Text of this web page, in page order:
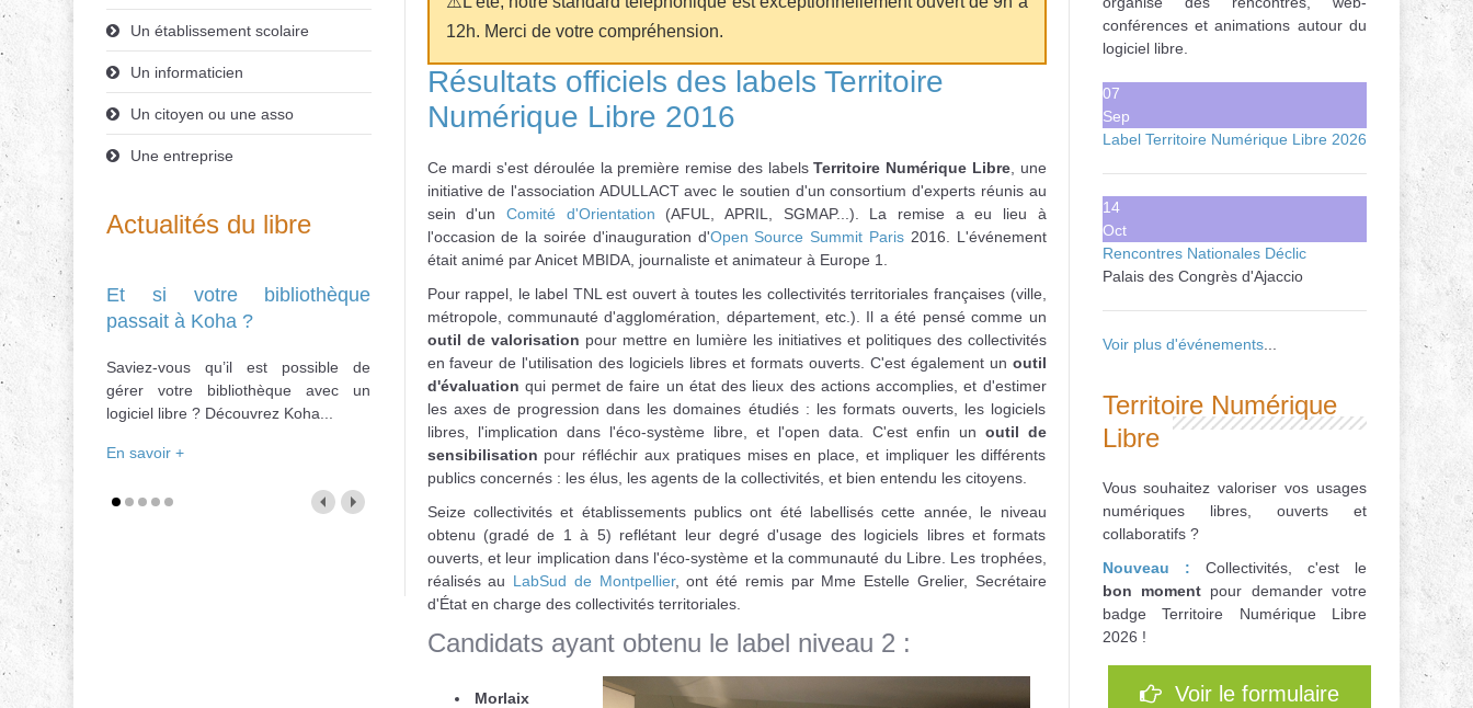
Un établissement scolaire
Un informaticien
Un citoyen ou une asso
Une entreprise
Actualités du libre
Et si votre bibliothèque
passait à Koha ?
Saviez-vous qu’il est possible de
gérer votre bibliothèque avec un
logiciel libre ? Découvrez Koha...
En savoir +
12h. Merci de votre compréhension.
Résultats officiels des labels Territoire
Numérique Libre 2016
Ce mardi s'est déroulée la première remise des labelsTerritoire Numérique Libre, une
initiative de l'association ADULLACT avec le soutien d'un consortium d'experts réunis au
sein d'un Comité d'Orientation (AFUL, APRIL, SGMAP...). La remise a eu lieu à
l'occasion de la soirée d'inauguration d'Open Source Summit Paris2016. L'événement
était animé par Anicet MBIDA, journaliste et animateur à Europe 1.
Pour rappel, le label TNL est ouvert à toutes les collectivités territoriales françaises (ville,
métropole, communauté d'agglomération, département, etc.). Il a été pensé comme un
outil de valorisation pour mettre en lumière les initiatives et politiques des collectivités
en faveur de l'utilisation des logiciels libres et formats ouverts. C'est également un outil
d'évaluation qui permet de faire un état des lieux des actions accomplies, et d'estimer
les axes de progression dans les domaines étudiés : les formats ouverts, les logiciels
libres, l'implication dans l'éco-système libre, et l'open data. C'est enfin un outil de
sensibilisation pour réfléchir aux pratiques mises en place, et impliquer les différents
publics concernés : les élus, les agents de la collectivités, et bien entendu les citoyens.
Seize collectivités et établissements publics ont été labellisés cette année, le niveau
obtenu (gradé de 1 à 5) reflétant leur degré d'usage des logiciels libres et formats
ouverts, et leur implication dans l'éco-système et la communauté du Libre. Les trophées,
réalisés au LabSud de Montpellier, ont été remis par Mme Estelle Grelier, Secrétaire
d'État en charge des collectivités territoriales.
Candidats ayant obtenu le label niveau 2 :
Morlaix
conférences et animations autour du
logiciel libre.
07
Sep
Label Territoire Numérique Libre 2026
14
Oct
Rencontres Nationales Déclic
Palais des Congrès d'Ajaccio
Voir plus d'événements...
Territoire Numérique
Libre
Vous souhaitez valoriser vos usages
numériques libres, ouverts et
collaboratifs ?
Nouveau :
Collectivités, c'est le
bon
momentpour demander votre
badge Territoire Numérique Libre
2026 !
Voir le formulaire